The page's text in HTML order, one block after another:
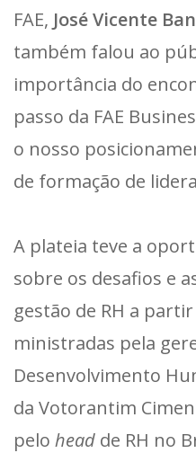
FAE, José Vicente
também falou ao
importância do
passo da FAE
o nosso
de formação de
A plateia teve a
sobre os desafios e
gestão de RH a
ministradas pela
Desenvolvimento
da Votorantim
pelo head de RH no